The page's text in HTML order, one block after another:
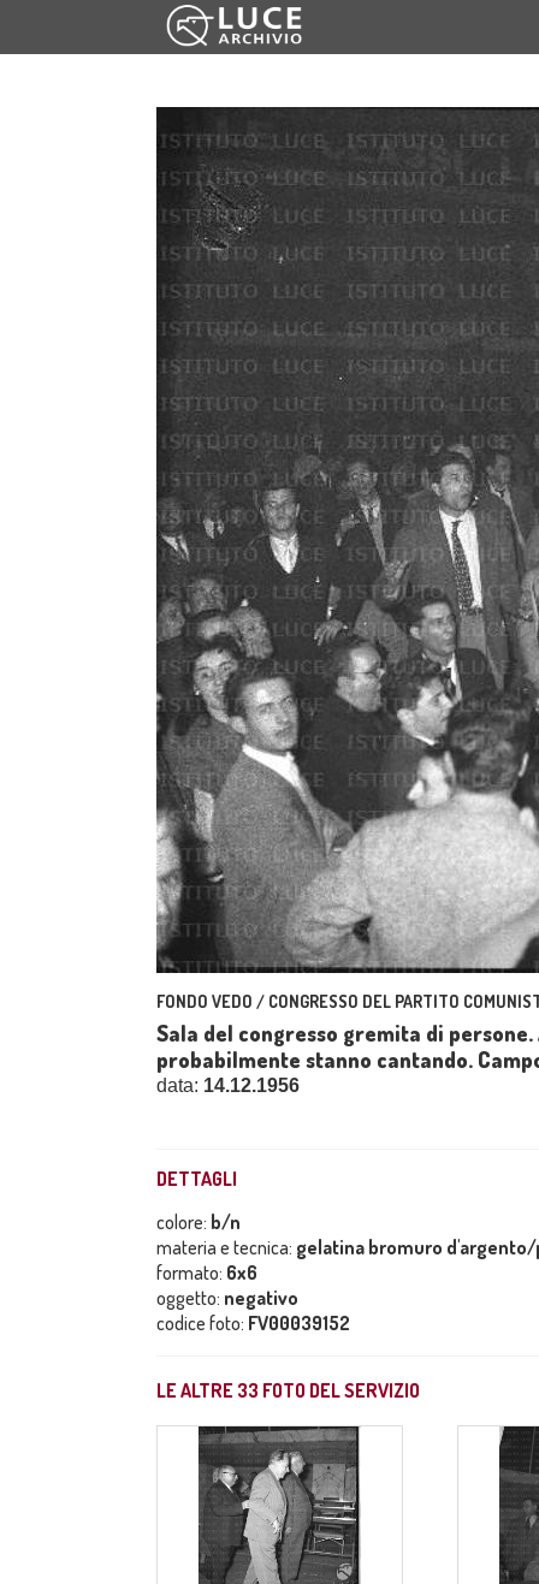
FONDO VEDO / CONGRESSO DEL PARTITO
Sala del congresso gremita di
probabilmente stanno cantando.
data: 14.12.1956
DETTAGLI
colore: b/n
materia e tecnica: gelatina bromuro
formato: 6x6
oggetto: negativo
codice foto: FV00039152
LE ALTRE 33 FOTO DEL SERVIZIO